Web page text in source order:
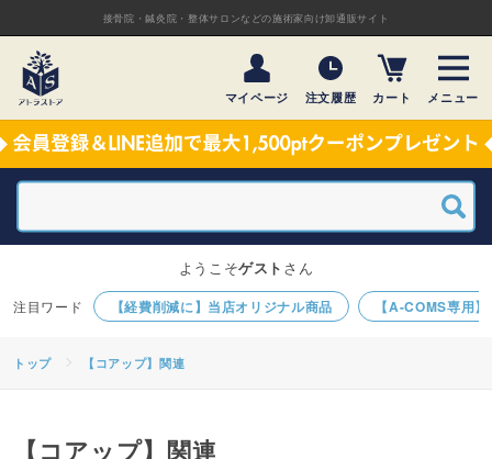
接骨院・鍼灸院・整体サロンなどの施術家向け卸通販サイト
マイページ 注文履歴 カート メニュー
【経費削減に】当店オリジナル商品 【A-COMS専用
ようこそゲスト さん
トップ 【コアップ】関連
【コアップ】関連